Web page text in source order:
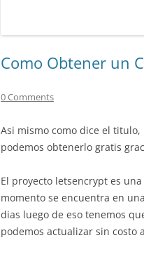
Como Obtener un
0 Comments
Asi mismo como dice el
podemos obtenerlo gratis
El proyecto letsencrypt es
momento se encuentra en
dias luego de eso tenemos
podemos actualizar sin costo